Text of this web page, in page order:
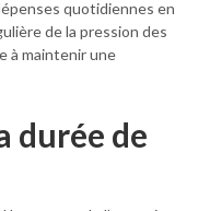
quotidiennes en
de la pression des
à maintenir une
durée de